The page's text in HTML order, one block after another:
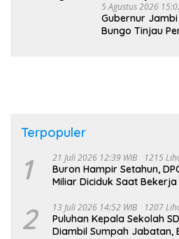
5 Agustus 2026
Gubernur
Bungo Tinjau
Terpopuler
1 21 Juli 2026 12:39 WIB 1215
Buron Hampir Setahun,
Miliar Diciduk Saat
2 13 Juli 2026 14:52 WIB 1207
Puluhan Kepala Sekolah
Diambil Sumpah Jabatan,